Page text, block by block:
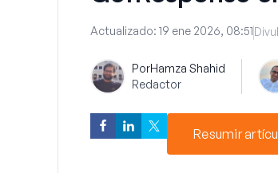
Actualizado: 19 ene 2026, 08:51
PorHamza Shahid
Redactor
Resumir